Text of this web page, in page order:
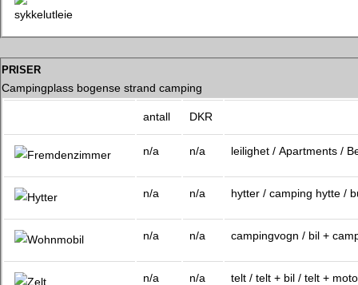
priser
Campingplass bogense strand camping
antall DKR
n/a n/a leilighet / Apartments /
n/a n/a hytter / camping hytte /
n/a n/a campingvogn / bil +
n/a n/a telt / telt + bil / telt +